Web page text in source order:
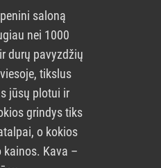
saloną
nei 1000
durų pavyzdžių
tikslus
jūsų plotui ir
grindys tiks
o kokios
kainos. Kava –